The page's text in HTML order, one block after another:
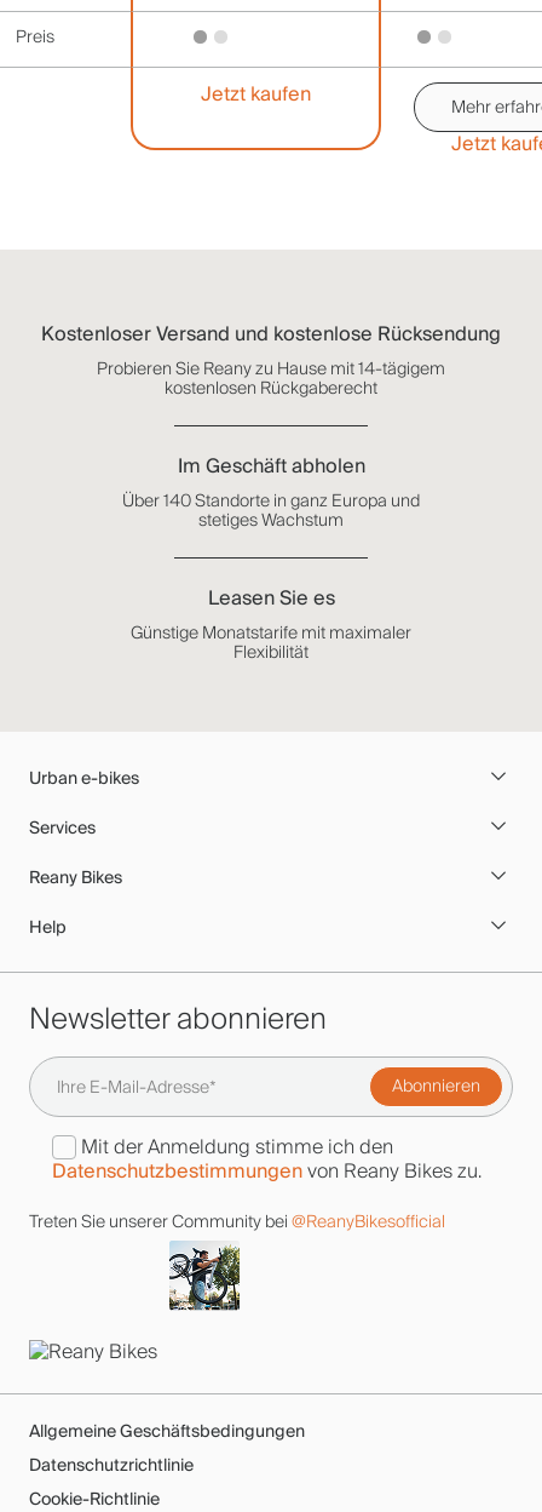
Preis
Jetzt kaufen Mehr
Jetzt
Kostenloser Versand und kostenlose Rücksendung
Probieren Sie Reany zu Hause mit 14-tägigem
kostenlosen Rückgaberecht
Im Geschäft abholen
Über 140 Standorte in ganz Europa und
stetiges Wachstum
Leasen Sie es
Günstige Monatstarife mit maximaler
Flexibilität
Urban e-bikes
Services
Reany Bikes
Help
Newsletter abonnieren
Mit der Anmeldung stimme ich den
Datenschutzbestimmungenvon Reany Bikes zu.
Treten Sie unserer Community bei@ReanyBikesofficial
Allgemeine Geschäftsbedingungen
Datenschutzrichtlinie
Cookie-Richtlinie